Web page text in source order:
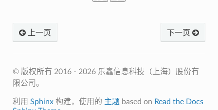
上一页 下一页
© 版权所有 2016 - 2026 乐鑫信息科技（上海）股份有
限公司。
利用 Sphinx构建，使用的 主题 based on Read the Docs